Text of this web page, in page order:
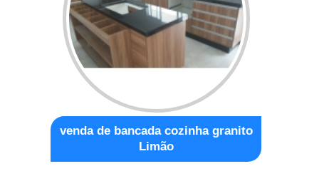
venda de bancada cozinha granito
Limão